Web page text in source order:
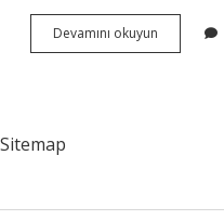
Devamını okuyun
Ne
Sitemap